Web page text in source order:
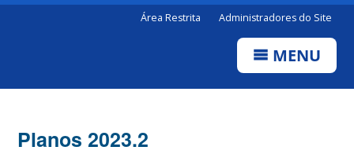
Área Restrita Administradores do Site
MENU
Planos 2023.2